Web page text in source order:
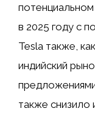
в 2025 году с
Tesla также,
индийский
также